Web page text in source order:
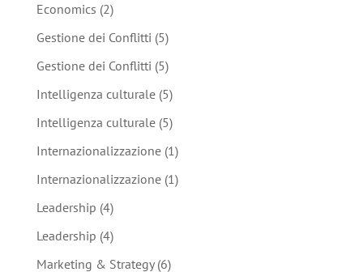
Economics (2)
Gestione dei Conflitti (5)
Gestione dei Conflitti (5)
Intelligenza culturale(5)
Intelligenza culturale(5)
Internazionalizzazione(1)
Internazionalizzazione(1)
Leadership (4)
Leadership (4)
Marketing & Strategy(6)